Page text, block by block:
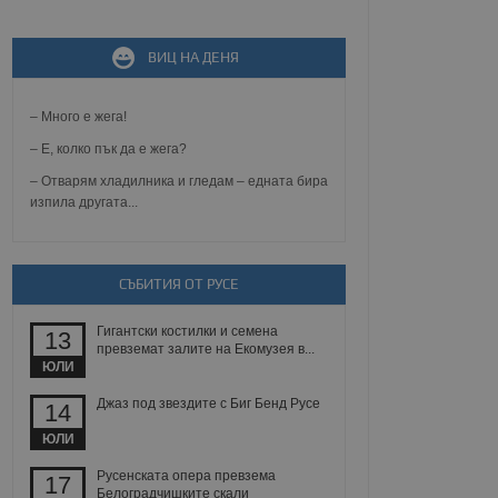
ВИЦ НА ДЕНЯ
– Много е жега!
– Е, колко пък да е жега?
– Отварям хладилника и гледам – едната бира
изпила другата...
СЪБИТИЯ ОТ РУСЕ
13
ЮЛИ
Гигантски костилки и семена
превземат залите на Екомузея в...
14
ЮЛИ
Джаз под звездите с Биг Бенд Русе
17
Русенската опера превзема
Белоградчишките скали
зададена от уеб
MVC
известно като
при затваряне
на съгласието на
за тяхното
сесии.
между хората
уебсайт.
на
на бисквитките,
съответствие и
и
и предоставя
използва